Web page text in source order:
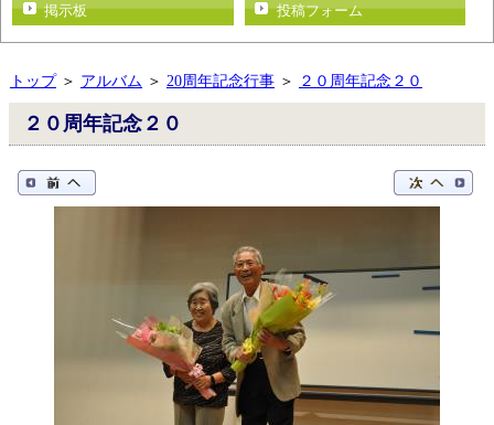
掲示板 投稿フォーム
トップ＞ アルバム ＞ 20周年記念行事＞ ２０周年記念２０
２０周年記念２０